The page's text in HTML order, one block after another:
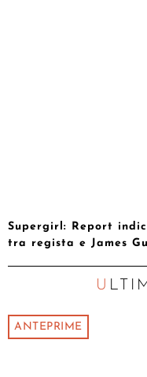
Supergirl: Report
tra regista e James
ANTEPRIME